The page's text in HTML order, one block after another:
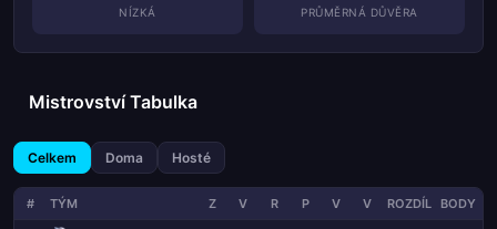
NÍZKÁ PRŮMĚRNÁ DŮVĚRA
Mistrovství Tabulka
Celkem Doma Hosté
# TÝM Z V R P V V ROZDÍL BODY